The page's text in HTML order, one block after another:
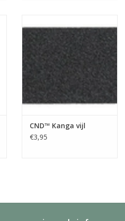
CND™ Kanga vijl
€3,95